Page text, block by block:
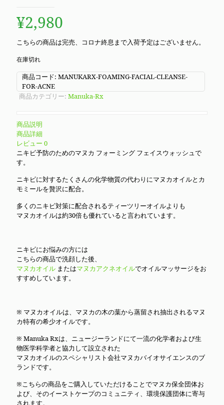
¥2,980
こちらの商品は完売、コロナ終息まで入荷予定はございません。
在庫切れ
商品コード: MANUKARX-FOAMING-FACIAL-CLEANSE-
FOR-ACNE
商品カテゴリー: Manuka-Rx
商品説明
商品詳細
レビュー 0
ニキビ予防のためのマヌカ フォーミング フェイスウォッシュで
す。
ニキビに対するたくさんの化学物質の代わりにマヌカオイルとカ
モミールを贅沢に配合。
多くのニキビ対策に配合されるティーツリーオイルよりも
マヌカオイルは約30倍も優れていると言われています。
ニキビにお悩みの方には
こちらの商品で洗顔した後、
マヌカオイル またはマヌカアクネオイルでオイルマッサージをお
すすめしています。
※ マヌカオイルは、マヌカの木の葉から蒸留され抽出されるマヌ
カ特有の希少オイルです。
※ Manuka Rxは、ニュージーランドにて一流の化学者および生
物医学科学者と協力して設立された
マヌカオイルのスペシャリスト会社マヌカバイオサイエンスのブ
ランドです。
※こちらの商品をご購入していただけることでマヌカ保全団体お
よび、そのイーストケープのコミュニティ、環境保護団体に寄与
されます。